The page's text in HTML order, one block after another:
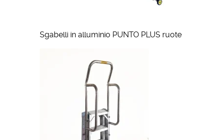
Sgabelli in alluminio PUNTO PLUS ruote